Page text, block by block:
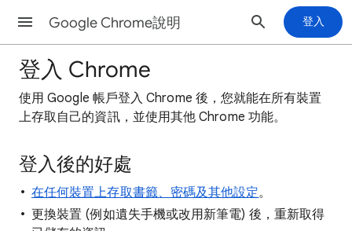
Google Chrome說明 登入
登入 Chrome
使用 Google 帳戶登入 Chrome 後，您就能在所有裝置
上存取自己的資訊，並使用其他 Chrome 功能。
登入後的好處
在任何裝置上存取書籤、密碼及其他設定。
更換裝置 (例如遺失手機或改用新筆電) 後，重新取得